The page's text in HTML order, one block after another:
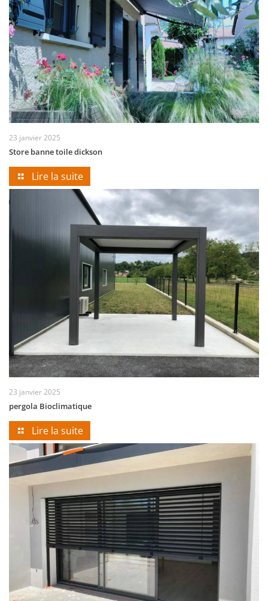
23 janvier 2025
Store banne toile dickson
Lire la suite
23 janvier 2025
pergola Bioclimatique
Lire la suite